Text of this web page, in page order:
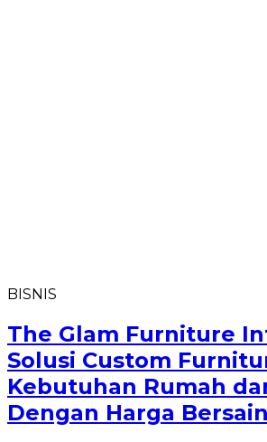
BISNIS
The Glam Furniture
Solusi Custom
Kebutuhan Rumah
Dengan Harga